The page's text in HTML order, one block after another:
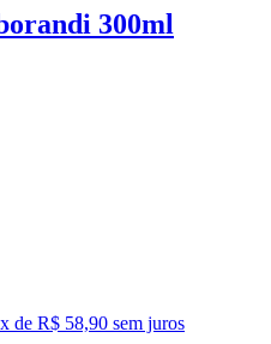
300ml
x de R$ 58,90 sem juros